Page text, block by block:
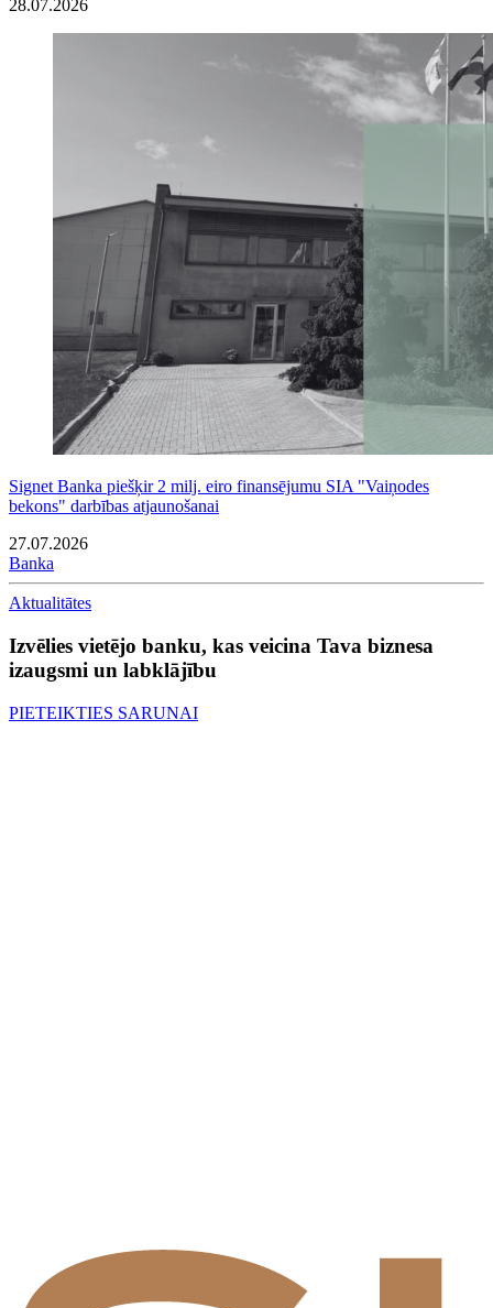
28.07.2026
Signet Banka piešķir 2 milj. eiro finansējumu SIA "Vaiņodes
bekons" darbības atjaunošanai
27.07.2026
Banka
Aktualitātes
Izvēlies vietējo banku, kas veicina Tava biznesa
izaugsmi un labklājību
PIETEIKTIES SARUNAI